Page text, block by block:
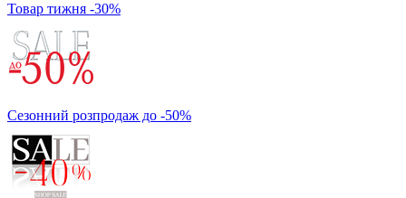
Товар тижня -30%
Сезонний розпродаж до -50%